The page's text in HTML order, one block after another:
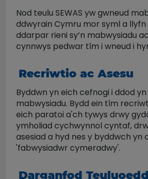
Nod teulu SEWAS yw gwneud
ddwyrain Cymru mor syml a llyfn
ddarpar rieni sy’n mabwysiadu
cynnwys pedwar tîm i wneud i
Recriwtio ac Asesu
Byddwn yn eich cefnogi i ddod yn
mabwysiadu. Bydd ein tîm
eich paratoi a'ch tywys drwy
ymholiad cychwynnol cyntaf,
asesiad a hyd nes y byddwch yn
'fabwysiadwr cymeradwy'.
Darganfod Teuluoedd